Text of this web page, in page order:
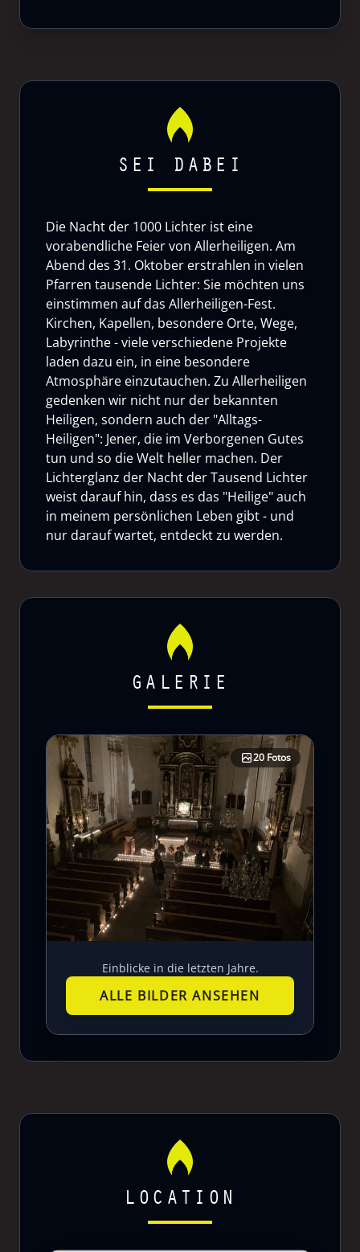
SEI DABEI
Die Nacht der 1000 Lichter ist eine
vorabendliche Feier von Allerheiligen. Am
Abend des 31. Oktober erstrahlen in vielen
Pfarren tausende Lichter: Sie möchten uns
einstimmen auf das Allerheiligen-Fest.
Kirchen, Kapellen, besondere Orte, Wege,
Labyrinthe - viele verschiedene Projekte
laden dazu ein, in eine besondere
Atmosphäre einzutauchen. Zu Allerheiligen
gedenken wir nicht nur der bekannten
Heiligen, sondern auch der "Alltags-
Heiligen": Jener, die im Verborgenen Gutes
tun und so die Welt heller machen. Der
Lichterglanz der Nacht der Tausend Lichter
weist darauf hin, dass es das "Heilige" auch
in meinem persönlichen Leben gibt - und
nur darauf wartet, entdeckt zu werden.
GALERIE
20 Fotos
Einblicke in die letzten Jahre.
ALLE BILDER ANSEHEN
LOCATION